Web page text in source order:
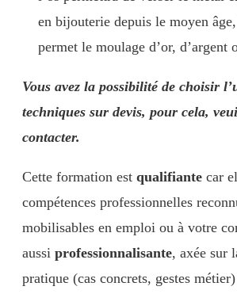
en bijouterie depuis le moyen
permet le moulage d’or, d’argent
Vous avez la possibilité de choisir
techniques sur devis, pour cela,
contacter.
Cette formation est qualifiante car
compétences professionnelles
mobilisables en emploi ou à votre
aussi professionnalisante, axée sur
pratique (cas concrets, gestes